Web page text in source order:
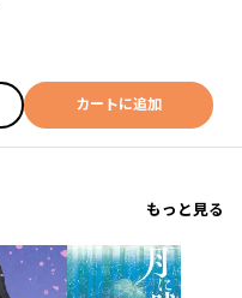
カートに追加
もっと見る